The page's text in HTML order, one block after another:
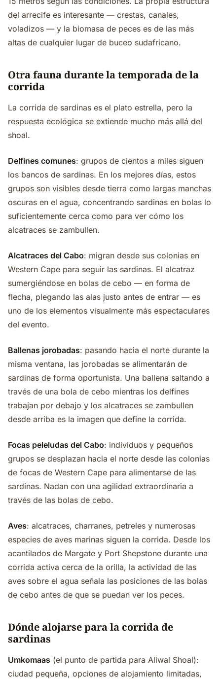
del arrecife es interesante — crestas, canales,
voladizos — y la biomasa de peces es de las más
altas de cualquier lugar de buceo sudafricano.
Otra fauna durante la temporada de la
corrida
La corrida de sardinas es el plato estrella, pero la
respuesta ecológica se extiende mucho más allá del
shoal.
Delfines comunes: grupos de cientos a miles siguen
los bancos de sardinas. En los mejores días, estos
grupos son visibles desde tierra como largas manchas
oscuras en el agua, concentrando sardinas en bolas lo
suficientemente cerca como para ver cómo los
alcatraces se zambullen.
Alcatraces del Cabo: migran desde sus colonias en
Western Cape para seguir las sardinas. El alcatraz
sumergiéndose en bolas de cebo — en forma de
flecha, plegando las alas justo antes de entrar — es
uno de los elementos visualmente más espectaculares
del evento.
Ballenas jorobadas: pasando hacia el norte durante la
misma ventana, las jorobadas se alimentarán de
sardinas de forma oportunista. Una ballena saltando a
través de una bola de cebo mientras los delfines
trabajan por debajo y los alcatraces se zambullen
desde arriba es la imagen que define la corrida.
Focas peleludas del Cabo: individuos y pequeños
grupos se desplazan hacia el norte desde las colonias
de focas de Western Cape para alimentarse de las
sardinas. Nadan con una agilidad extraordinaria a
través de las bolas de cebo.
Aves: alcatraces, charranes, petreles y numerosas
especies de aves marinas siguen la corrida. Desde los
acantilados de Margate y Port Shepstone durante una
corrida activa cerca de la orilla, la actividad de las
aves sobre el agua señala las posiciones de las bolas
de cebo antes de que se puedan ver los peces.
Dónde alojarse para la corrida de
sardinas
Umkomaas (el punto de partida para Aliwal Shoal):
ciudad pequeña, opciones de alojamiento limitadas,